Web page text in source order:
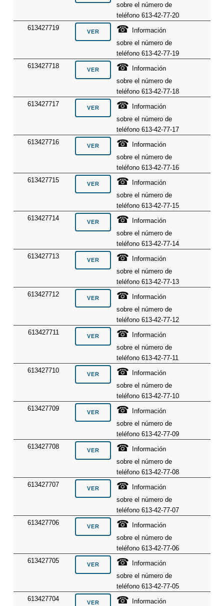
sobre el número de
teléfono 613-42-77-20
613427719
☎ Información
sobre el número de
teléfono 613-42-77-19
613427718
☎ Información
sobre el número de
teléfono 613-42-77-18
613427717
☎ Información
sobre el número de
teléfono 613-42-77-17
613427716
☎ Información
sobre el número de
teléfono 613-42-77-16
613427715
☎ Información
sobre el número de
teléfono 613-42-77-15
613427714
☎ Información
sobre el número de
teléfono 613-42-77-14
613427713
☎ Información
sobre el número de
teléfono 613-42-77-13
613427712
☎ Información
sobre el número de
teléfono 613-42-77-12
613427711
☎ Información
sobre el número de
teléfono 613-42-77-11
613427710
☎ Información
sobre el número de
teléfono 613-42-77-10
613427709
☎ Información
sobre el número de
teléfono 613-42-77-09
613427708
☎ Información
sobre el número de
teléfono 613-42-77-08
613427707
☎ Información
sobre el número de
teléfono 613-42-77-07
613427706
☎ Información
sobre el número de
teléfono 613-42-77-06
613427705
☎ Información
sobre el número de
teléfono 613-42-77-05
613427704
☎ Información